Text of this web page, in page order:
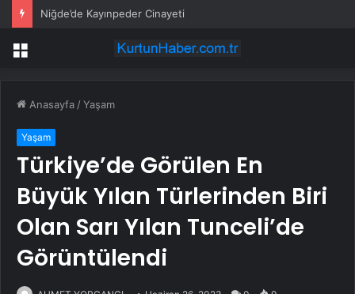
Niğde’de Kayınpeder Cinayeti
Menü
Anasayfa /Yaşam
Yaşam
Türkiye’de Görülen En
Büyük Yılan Türlerinden Biri
Olan Sarı Yılan Tunceli’de
Görüntülendi